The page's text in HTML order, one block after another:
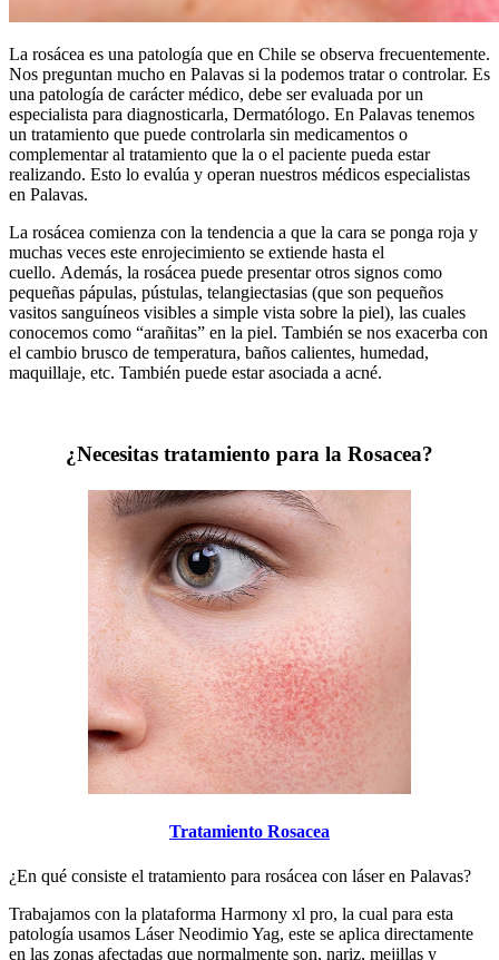
La rosácea es una patología que en Chile se observa frecuentemente.
Nos preguntan mucho en Palavas si la podemos tratar o controlar. Es
una patología de carácter médico, debe ser evaluada por un
especialista para diagnosticarla, Dermatólogo. En Palavas tenemos
un tratamiento que puede controlarla sin medicamentos o
complementar al tratamiento que la o el paciente pueda estar
realizando. Esto lo evalúa y operan nuestros médicos especialistas
en Palavas.
La rosácea comienza con la tendencia a que la cara se ponga roja y
muchas veces este enrojecimiento se extiende hasta el
cuello. Además, la rosácea puede presentar otros signos como
pequeñas pápulas, pústulas, telangiectasias (que son pequeños
vasitos sanguíneos visibles a simple vista sobre la piel), las cuales
conocemos como “arañitas” en la piel. También se nos exacerba con
el cambio brusco de temperatura, baños calientes, humedad,
maquillaje, etc. También puede estar asociada a acné.
¿Necesitas tratamiento para la Rosacea?
Tratamiento Rosacea
¿En qué consiste el tratamiento para rosácea con láser en Palavas?
Trabajamos con la plataforma Harmony xl pro, la cual para esta
patología usamos Láser Neodimio Yag, este se aplica directamente
en las zonas afectadas que normalmente son, nariz, mejillas y